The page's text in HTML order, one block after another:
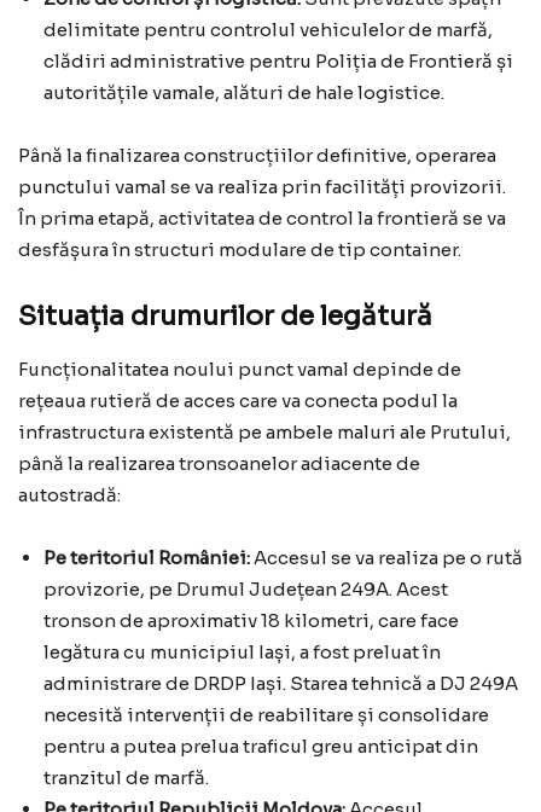
delimitate pentru controlul vehiculelor de marfă,
clădiri administrative pentru Poliția de Frontieră și
autoritățile vamale, alături de hale logistice.
Până la finalizarea construcțiilor definitive, operarea
punctului vamal se va realiza prin facilități provizorii.
În prima etapă, activitatea de control la frontieră se va
desfășura în structuri modulare de tip container.
Situația drumurilor de legătură
Funcționalitatea noului punct vamal depinde de
rețeaua rutieră de acces care va conecta podul la
infrastructura existentă pe ambele maluri ale Prutului,
până la realizarea tronsoanelor adiacente de
autostradă:
Pe teritoriul României: Accesul se va realiza pe o rută
provizorie, pe Drumul Județean 249A. Acest
tronson de aproximativ 18 kilometri, care face
legătura cu municipiul Iași, a fost preluat în
administrare de DRDP Iași. Starea tehnică a DJ 249A
necesită intervenții de reabilitare și consolidare
pentru a putea prelua traficul greu anticipat din
tranzitul de marfă.